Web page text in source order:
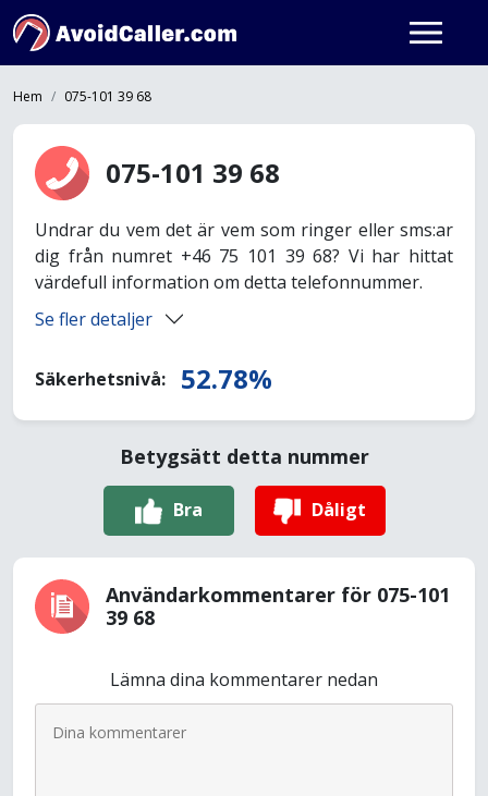
Hem 075-101 39 68
075-101 39 68
Undrar du vem det är vem som ringer eller sms:ar
dig från numret +46 75 101 39 68? Vi har hittat
värdefull information om detta telefonnummer.
Se fler detaljer
Säkerhetsnivå: 52.78%
Betygsätt detta nummer
Bra Dåligt
Användarkommentarer för 075-101
39 68
Lämna dina kommentarer nedan